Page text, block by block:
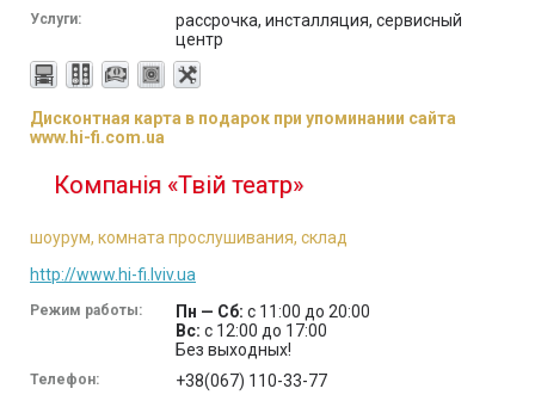
Услуги:
рассрочка, инсталляция, сервисный
центр
Дисконтная карта в подарок при упоминании сайта
www.hi-fi.com.ua
Компанія «Твій театр»
шоурум, комната прослушивания, склад
http://www.hi-fi.lviv.ua
Режим работы: Пн — Сб: с 11:00 до 20:00
Вс: с 12:00 до 17:00
Без выходных!
Телефон: +38(067) 110-33-77